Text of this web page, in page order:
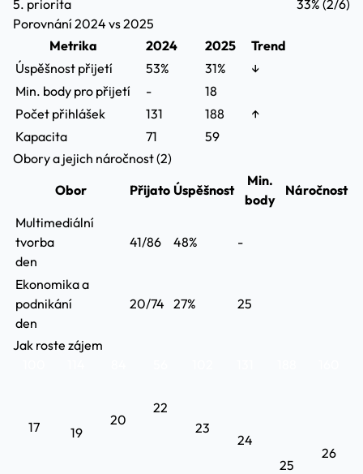
5. priorita 33% (2/6)
Porovnání 2024 vs 2025
Metrika
2024 2025
Trend
Úspěšnost přijetí
53% 31%
↓
Min. body pro přijetí
-
18
Počet přihlášek
131 188
↑
Kapacita
71
59
Obory a jejich náročnost (2)
Obor
Přijato Úspěšnost
Min.
body
Náročnost
Multimediální
tvorba
den
41/86 48% -
Ekonomika a
podnikání
den
20/74 27% 25
Jak roste zájem
17 19
20
22
23
24
25
26